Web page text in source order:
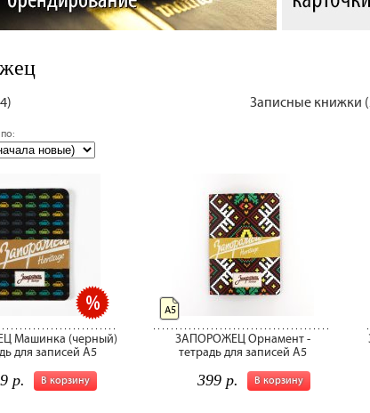
Записные книжки
Машинка (черный)
для записей А5
В корзину
р.
ЗАПОРОЖЕЦ Орнамент -
тетрадь для записей А5
В корзину
399 р.
А5